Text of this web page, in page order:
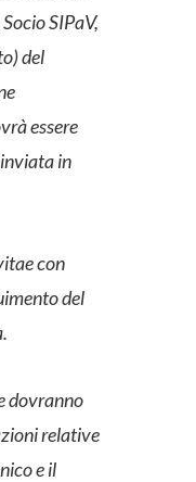
SIPaV,
del
essere
in
con
del
dovranno
relative
e il